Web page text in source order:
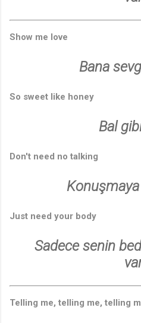
Show me love
Bana
So sweet like honey
Bal
Don't need no talking
Just need your body
Sadece senin
Telling me, telling me, telling